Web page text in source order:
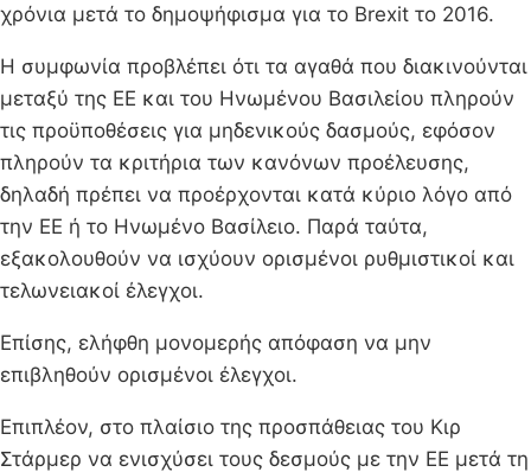
χρόνια μετά το δημοψήφισμα για το Brexit το 2016.
Η συμφωνία προβλέπει ότι τα αγαθά που διακινούνται
μεταξύ της ΕΕ και του Ηνωμένου Βασιλείου πληρούν
τις προϋποθέσεις για μηδενικούς δασμούς, εφόσον
πληρούν τα κριτήρια των κανόνων προέλευσης,
δηλαδή πρέπει να προέρχονται κατά κύριο λόγο από
την ΕΕ ή το Ηνωμένο Βασίλειο. Παρά ταύτα,
εξακολουθούν να ισχύουν ορισμένοι ρυθμιστικοί και
τελωνειακοί έλεγχοι.
Επίσης, ελήφθη μονομερής απόφαση να μην
επιβληθούν ορισμένοι έλεγχοι.
Επιπλέον, στο πλαίσιο της προσπάθειας του Κιρ
Στάρμερ να ενισχύσει τους δεσμούς με την ΕΕ μετά τη